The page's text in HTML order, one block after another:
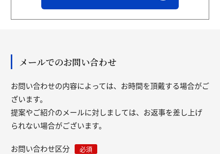
メールでのお問い合わせ
お問い合わせの内容によっては、お時間を頂戴する場合がご
ざいます。
提案やご紹介のメールに対しましては、お返事を差し上げ
られない場合がございます。
お問い合わせ区分 必須